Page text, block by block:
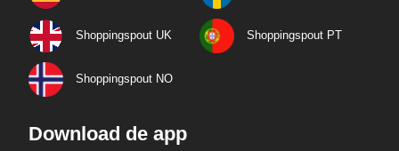
Shoppingspout UK Shoppingspout PT
Shoppingspout NO
Download de app